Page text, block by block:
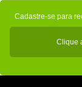
Cadastre-se para
Clique